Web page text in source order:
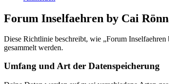
Forum Inselfaehren by Cai
Diese Richtlinie beschreibt, wie „Forum
gesammelt werden.
Umfang und Art der Datenspeicherung